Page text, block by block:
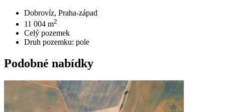
Dobrovíz, Praha-západ
11 004 m2
Celý pozemek
Druh pozemku: pole
Podobné nabídky